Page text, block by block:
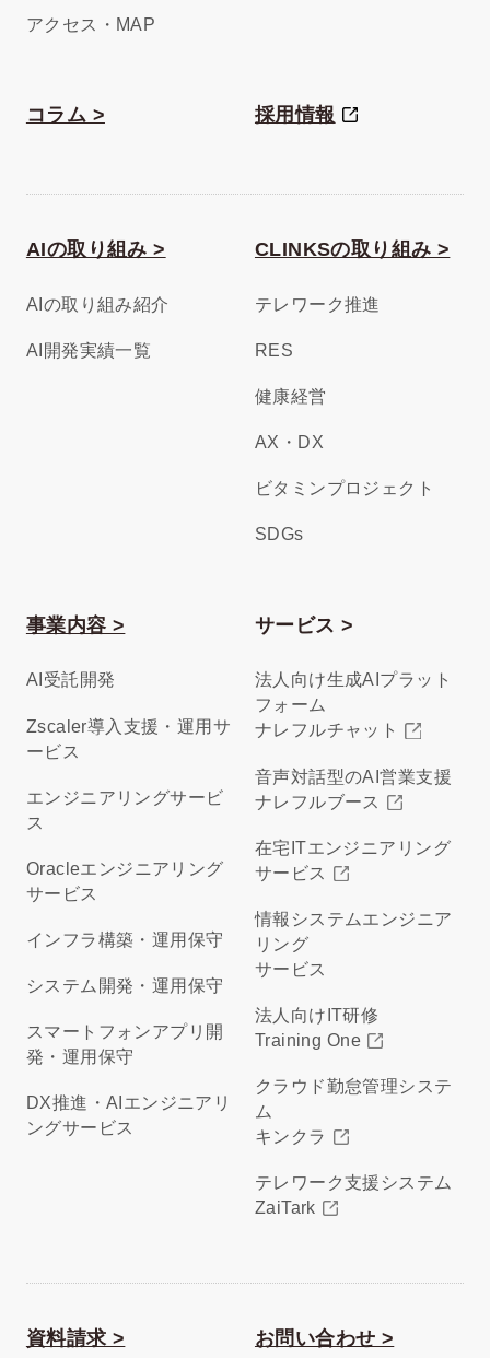
アクセス・MAP
コラム > 採用情報
AIの取り組み >
AIの取り組み紹介
AI開発実績一覧
CLINKSの取り組み >
テレワーク推進
RES
健康経営
AX・DX
ビタミンプロジェクト
SDGs
事業内容 >
AI受託開発
Zscaler導入支援・運用サ
ービス
エンジニアリングサービ
ス
Oracleエンジニアリング
サービス
インフラ構築・運用保守
システム開発・運用保守
スマートフォンアプリ開
発・運用保守
DX推進・AIエンジニアリ
ングサービス
サービス >
法人向け生成AIプラット
フォーム
ナレフルチャット
音声対話型のAI営業支援
ナレフルブース
在宅ITエンジニアリング
サービス
情報システムエンジニア
リング
サービス
法人向けIT研修
Training One
クラウド勤怠管理システ
ム
キンクラ
テレワーク支援システム
ZaiTark
資料請求 > お問い合わせ >